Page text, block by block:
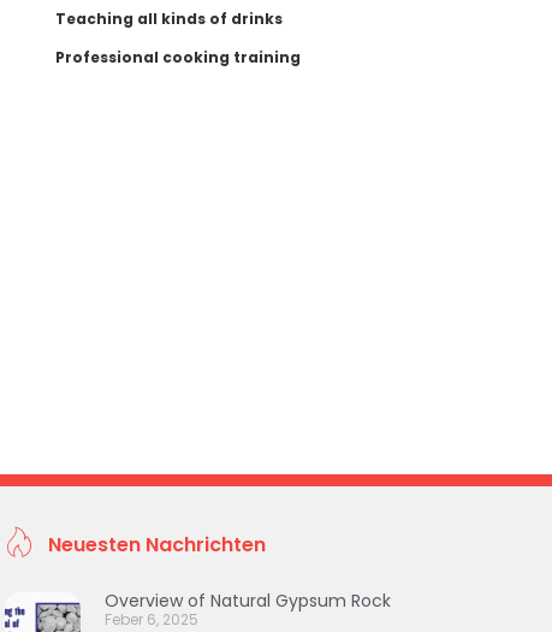
Teaching all kinds of drinks
Professional cooking training
Neuesten Nachrichten
Overview of Natural Gypsum Rock
Feber 6, 2025